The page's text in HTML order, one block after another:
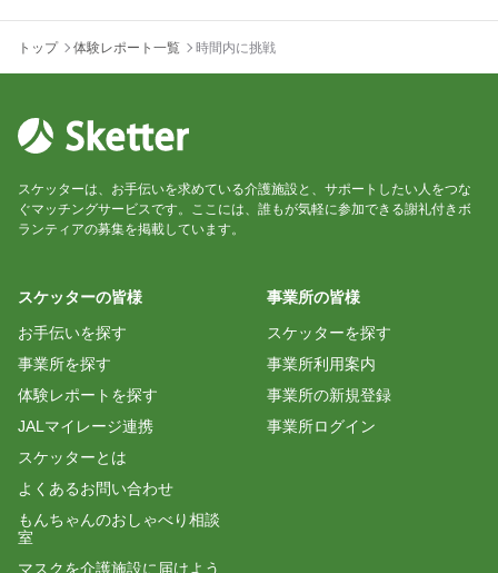
トップ 体験レポート一覧 時間内に挑戦
スケッターは、お手伝いを求めている介護施設と、サポートしたい人をつな
ぐマッチングサービスです。ここには、誰もが気軽に参加できる謝礼付きボ
ランティアの募集を掲載しています。
スケッターの皆様
お手伝いを探す
事業所を探す
体験レポートを探す
JALマイレージ連携
スケッターとは
よくあるお問い合わせ
もんちゃんのおしゃべり相談
室
マスクを介護施設に届けよう
事業所の皆様
スケッターを探す
事業所利用案内
事業所の新規登録
事業所ログイン